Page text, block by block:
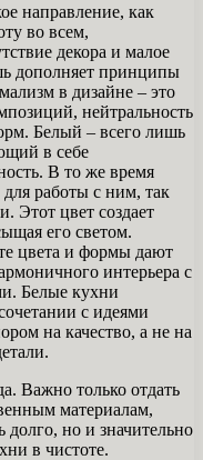
направление, как
во всем,
декора и малое
дополняет принципы
в дизайне – это
нейтральность
Белый – всего лишь
в себе
В то же время
работы с ним, так
Этот цвет создает
его светом.
цвета и формы дают
интерьера с
Белые кухни
с идеями
на качество, а не на
Важно только отдать
материалам,
долго, но и значительно
в чистоте.